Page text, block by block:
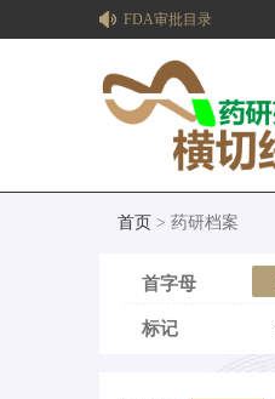
FDA审批目录
首页 > 药研档案
首字母
标记